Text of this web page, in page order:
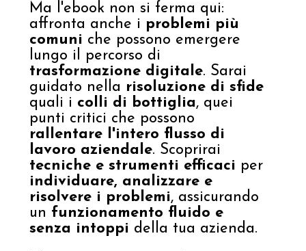
Ma l'ebook non si ferma qui:
affronta anche i problemi più
comuni che possono emergere
lungo il percorso di
trasformazione digitale. Sarai
guidato nella risoluzione di sfide
quali i colli di bottiglia, quei
punti critici che possono
rallentare l'intero flusso di
lavoro aziendale. Scoprirai
tecniche e strumenti efficaci per
individuare, analizzare e
risolvere i problemi, assicurando
un funzionamento fluido e
senza intoppi della tua azienda.